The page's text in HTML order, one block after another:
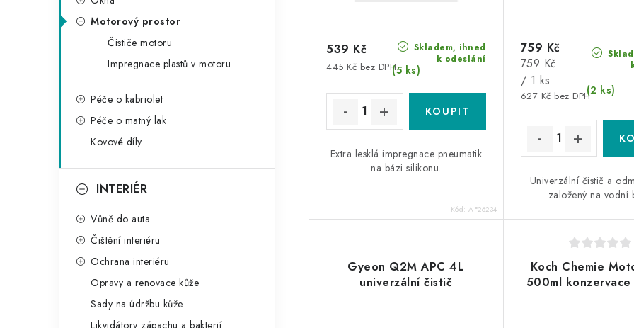
Motorový prostor
Čističe motoru
Impregnace plastů v motoru
Péče o kabriolet
Péče o matný lak
Kovové díly
INTERIÉR
Vůně do auta
Čištění interiéru
Ochrana interiéru
Opravy a renovace kůže
Sady na údržbu kůže
Likvidátory zápachu a bakterií
k
t
ů
Skladem, ihned
k odeslání
(5 ks)
445 Kč bez DPH
539 Kč
Extra lesklá impregnace pneumatik
na bázi silikonu.
Kód:AF26234
(2 ks)
627 Kč bez DPH
759 Kč
Měrná
cena:
759 Kč
/ 1 ks
Univerzální čistič a
založený na vodní
Gyeon Q2M APC 4L
univerzální čistič
Koch Chemie
500ml